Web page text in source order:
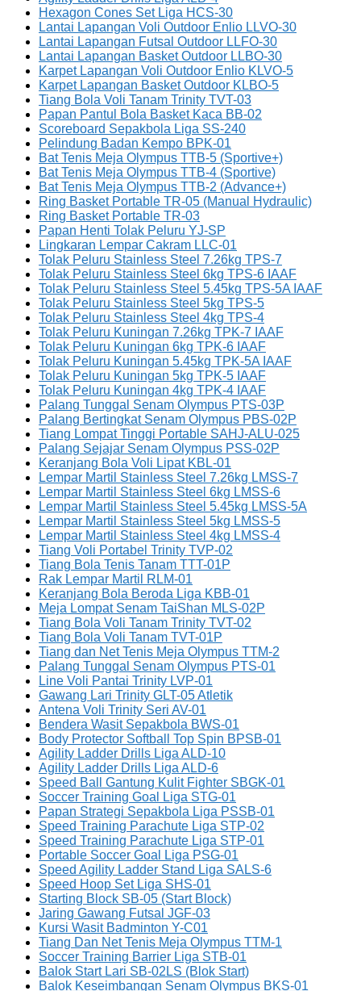
Hexagon Cones Set Liga HCS-30
Lantai Lapangan Voli Outdoor Enlio LLVO-30
Lantai Lapangan Futsal Outdoor LLFO-30
Lantai Lapangan Basket Outdoor LLBO-30
Karpet Lapangan Voli Outdoor Enlio KLVO-5
Karpet Lapangan Basket Outdoor KLBO-5
Tiang Bola Voli Tanam Trinity TVT-03
Papan Pantul Bola Basket Kaca BB-02
Scoreboard Sepakbola Liga SS-240
Pelindung Badan Kempo BPK-01
Bat Tenis Meja Olympus TTB-5 (Sportive+)
Bat Tenis Meja Olympus TTB-4 (Sportive)
Bat Tenis Meja Olympus TTB-2 (Advance+)
Ring Basket Portable TR-05 (Manual Hydraulic)
Ring Basket Portable TR-03
Papan Henti Tolak Peluru YJ-SP
Lingkaran Lempar Cakram LLC-01
Tolak Peluru Stainless Steel 7.26kg TPS-7
Tolak Peluru Stainless Steel 6kg TPS-6 IAAF
Tolak Peluru Stainless Steel 5.45kg TPS-5A IAAF
Tolak Peluru Stainless Steel 5kg TPS-5
Tolak Peluru Stainless Steel 4kg TPS-4
Tolak Peluru Kuningan 7.26kg TPK-7 IAAF
Tolak Peluru Kuningan 6kg TPK-6 IAAF
Tolak Peluru Kuningan 5.45kg TPK-5A IAAF
Tolak Peluru Kuningan 5kg TPK-5 IAAF
Tolak Peluru Kuningan 4kg TPK-4 IAAF
Palang Tunggal Senam Olympus PTS-03P
Palang Bertingkat Senam Olympus PBS-02P
Tiang Lompat Tinggi Portable SAHJ-ALU-025
Palang Sejajar Senam Olympus PSS-02P
Keranjang Bola Voli Lipat KBL-01
Lempar Martil Stainless Steel 7.26kg LMSS-7
Lempar Martil Stainless Steel 6kg LMSS-6
Lempar Martil Stainless Steel 5.45kg LMSS-5A
Lempar Martil Stainless Steel 5kg LMSS-5
Lempar Martil Stainless Steel 4kg LMSS-4
Tiang Voli Portabel Trinity TVP-02
Tiang Bola Tenis Tanam TTT-01P
Rak Lempar Martil RLM-01
Keranjang Bola Beroda Liga KBB-01
Meja Lompat Senam TaiShan MLS-02P
Tiang Bola Voli Tanam Trinity TVT-02
Tiang Bola Voli Tanam TVT-01P
Tiang dan Net Tenis Meja Olympus TTM-2
Palang Tunggal Senam Olympus PTS-01
Line Voli Pantai Trinity LVP-01
Gawang Lari Trinity GLT-05 Atletik
Antena Voli Trinity Seri AV-01
Bendera Wasit Sepakbola BWS-01
Body Protector Softball Top Spin BPSB-01
Agility Ladder Drills Liga ALD-10
Agility Ladder Drills Liga ALD-6
Speed Ball Gantung Kulit Fighter SBGK-01
Soccer Training Goal Liga STG-01
Papan Strategi Sepakbola Liga PSSB-01
Speed Training Parachute Liga STP-02
Speed Training Parachute Liga STP-01
Portable Soccer Goal Liga PSG-01
Speed Agility Ladder Stand Liga SALS-6
Speed Hoop Set Liga SHS-01
Starting Block SB-05 (Start Block)
Jaring Gawang Futsal JGF-03
Kursi Wasit Badminton Y-C01
Tiang Dan Net Tenis Meja Olympus TTM-1
Soccer Training Barrier Liga STB-01
Balok Start Lari SB-02LS (Blok Start)
Balok Keseimbangan Senam Olympus BKS-01